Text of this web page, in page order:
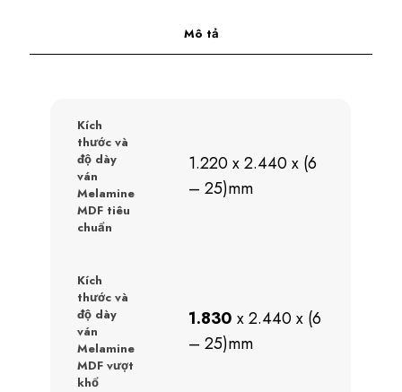
Mô tả
Kích
thước và
độ dày
ván
Melamine
MDF tiêu
chuẩn
1.220 x 2.440 x (6
– 25)mm
Kích
thước và
độ dày
ván
Melamine
MDF vượt
khổ
1.830 x 2.440 x (6
– 25)mm